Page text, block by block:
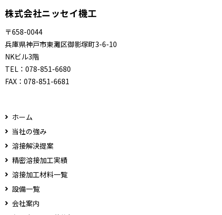
株式会社ニッセイ機工
〒658-0044
兵庫県神戸市東灘区御影塚町3-6-10
NKビル3階
TEL： 078-851-6680
FAX： 078-851-6681
ホーム
当社の強み
溶接解決提案
精密溶接加工実績
溶接加工材料一覧
設備一覧
会社案内